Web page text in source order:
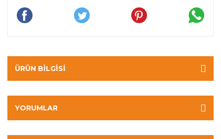
ÜRÜN BILGISI
YORUMLAR